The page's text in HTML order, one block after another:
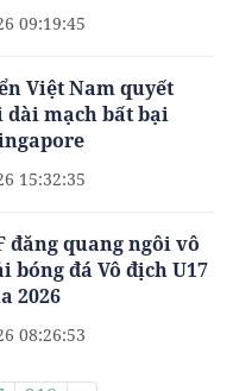
09:19:45
Việt Nam quyết
dài mạch bất bại
15:32:35
đăng quang ngôi vô
bóng đá Vô địch U17
2026
08:26:53